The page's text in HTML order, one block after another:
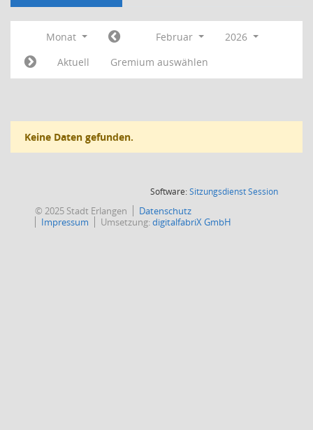
Monat Februar
2026
Aktuell
Gremium auswählen
Keine Daten gefunden.
Software:SitzungsdienstSession(Wird in
© 2025 Stadt Erlangen
Datenschutz
Impressum
Umsetzung:digitalfabriX GmbH